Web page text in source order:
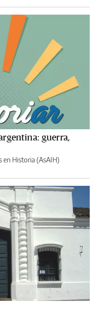
guerra,
en Historia (AsAIH)